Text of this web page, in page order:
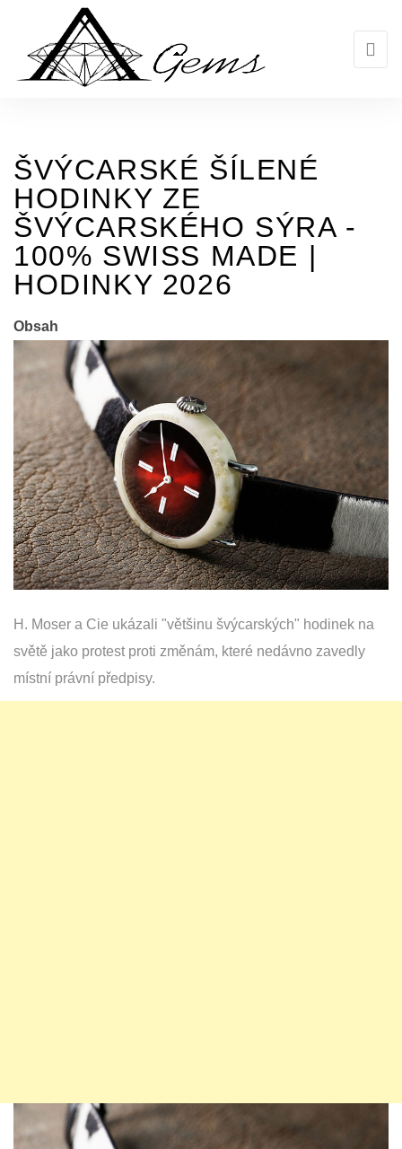
ŠVÝCARSKÉ ŠÍLENÉ
HODINKY ZE
ŠVÝCARSKÉHO SÝRA -
100% SWISS MADE |
HODINKY 2026
Obsah
H. Moser a Cie ukázali "většinu švýcarských" hodinek na
světě jako protest proti změnám, které nedávno zavedly
místní právní předpisy.